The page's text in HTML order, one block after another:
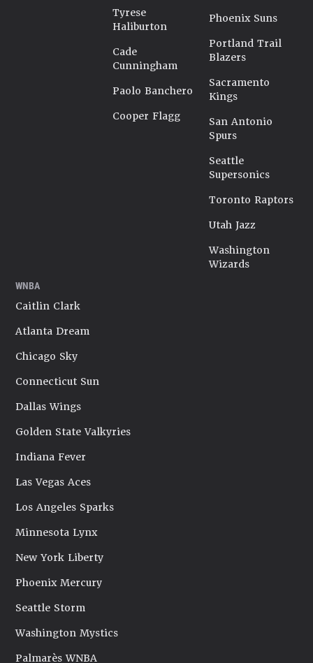
Tyrese
Haliburton
Cade
Cunningham
Paolo Banchero
Cooper Flagg
Phoenix Suns
Portland Trail
Blazers
Sacramento
Kings
San Antonio
Spurs
Seattle
Supersonics
Toronto Raptors
Utah Jazz
Washington
Wizards
WNBA
Caitlin Clark
Atlanta Dream
Chicago Sky
Connecticut Sun
Dallas Wings
Golden State Valkyries
Indiana Fever
Las Vegas Aces
Los Angeles Sparks
Minnesota Lynx
New York Liberty
Phoenix Mercury
Seattle Storm
Washington Mystics
Palmarès WNBA